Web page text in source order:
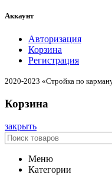
Аккаунт
Авторизация
Корзина
Регистрация
2020-2023 «Стройка по
Корзина
закрыть
Меню
Категории